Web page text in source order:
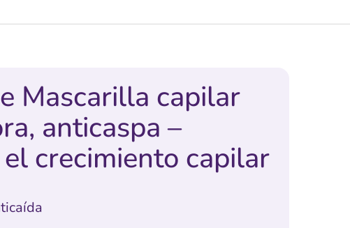
Mascarilla capilar
anticaspa –
crecimiento capilar